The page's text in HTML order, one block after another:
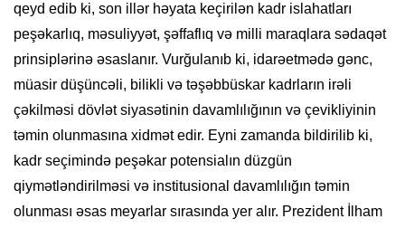
qeyd edib ki, son illər həyata keçirilən kadr islahatları
peşəkarlıq, məsuliyyət, şəffaflıq və milli maraqlara sədaqət
prinsiplərinə əsaslanır. Vurğulanıb ki, idarəetmədə gənc,
müasir düşüncəli, bilikli və təşəbbüskar kadrların irəli
çəkilməsi dövlət siyasətinin davamlılığının və çevikliyinin
təmin olunmasına xidmət edir. Eyni zamanda bildirilib ki,
kadr seçimində peşəkar potensialın düzgün
qiymətləndirilməsi və institusional davamlılığın təmin
olunması əsas meyarlar sırasında yer alır. Prezident İlham